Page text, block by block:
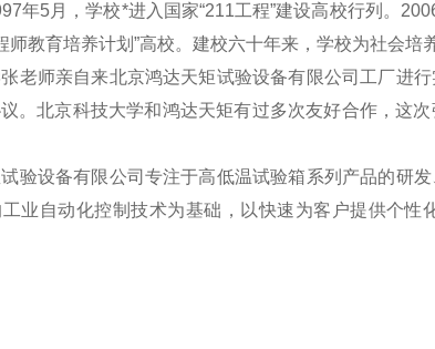
年5月，学校*进入国家“211工程”建设高校行列。
师教育培养计划”高校。建校六十年来，学校为社会培
老师亲自来北京鸿达天矩试验设备有限公司工厂进
。北京科技大学和鸿达天矩有过多次友好合作，这
验设备有限公司专注于高低温试验箱系列产品的研
业自动化控制技术为基础，以快速为客户提供个